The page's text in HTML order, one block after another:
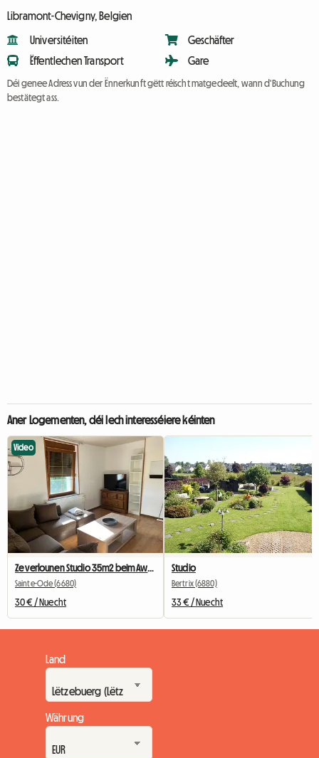
Libramont-Chevigny, Belgien
Universitéiten
Ëffentlechen Transport
Geschäfter
Gare
Déi genee Adress vun der Ënnerkunft gëtt réischt matgedeelt, wann d'Buchung
bestätegt ass.
Aner Logementen, déi Iech interesséiere kéinten
Video
Sainte-Ode (6680)
30 € / Nuecht
Studio
Bertrix (6880)
33 € / Nuecht
Land
Währung